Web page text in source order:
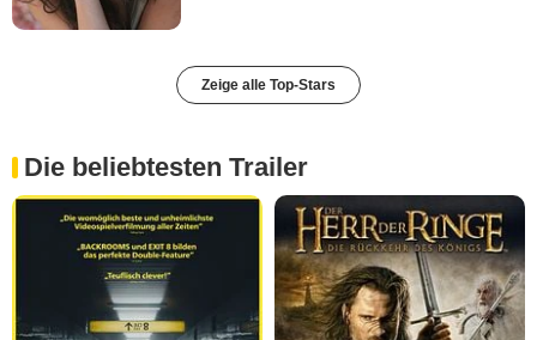
Zeige alle Top-Stars
Die beliebtesten Trailer